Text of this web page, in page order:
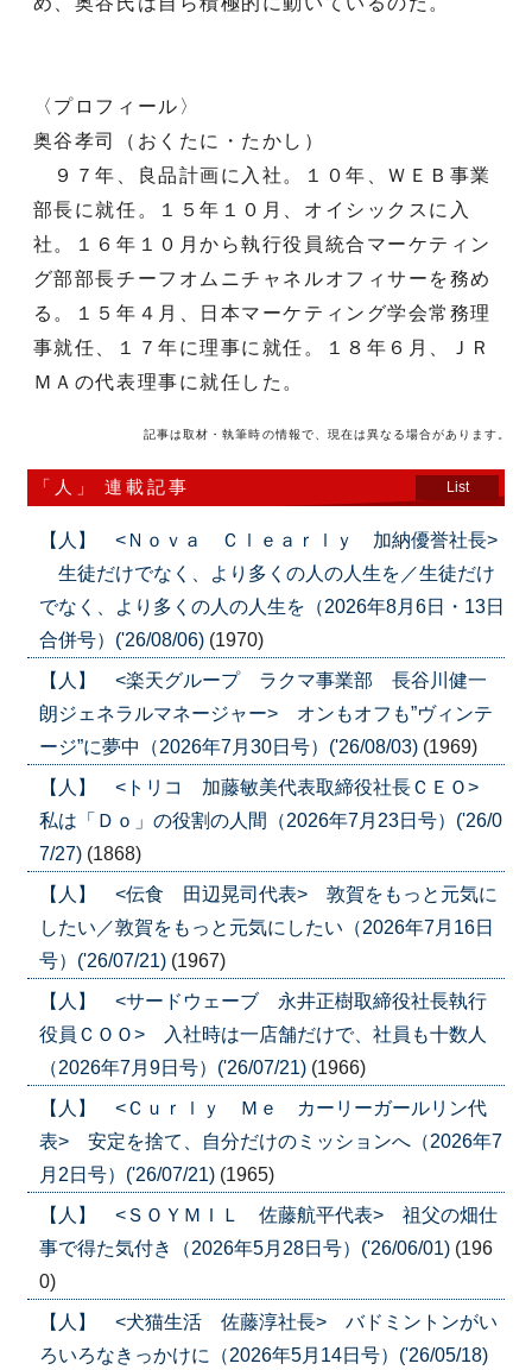
〈プロフィール〉
奥谷孝司（おくたに・たかし）
９７年、良品計画に入社。１０年、ＷＥＢ事業
部長に就任。１５年１０月、オイシックスに入
社。１６年１０月から執行役員統合マーケティン
グ部部長チーフオムニチャネルオフィサーを務め
る。１５年４月、日本マーケティング学会常務理
事就任、１７年に理事に就任。１８年６月、ＪＲ
ＭＡの代表理事に就任した。
記事は取材・執筆時の情報で、現在は異なる場合があります。
「人」 連載記事 List
【人】 <Ｎｏｖａ Ｃｌｅａｒｌｙ 加納優誉社長>
生徒だけでなく、より多くの人の人生を／生徒だけ
でなく、より多くの人の人生を（2026年8月6日・13日
合併号）('26/08/06) (1970)
【人】 <楽天グループ ラクマ事業部 長谷川健一
朗ジェネラルマネージャー> オンもオフも”ヴィンテ
ージ”に夢中（2026年7月30日号）('26/08/03) (1969)
【人】 <トリコ 加藤敏美代表取締役社長ＣＥＯ>
私は「Ｄｏ」の役割の人間（2026年7月23日号）('26/0
7/27) (1868)
【人】 <伝食 田辺晃司代表> 敦賀をもっと元気に
したい／敦賀をもっと元気にしたい（2026年7月16日
号）('26/07/21) (1967)
【人】 <サードウェーブ 永井正樹取締役社長執行
役員ＣＯＯ> 入社時は一店舗だけで、社員も十数人
（2026年7月9日号）('26/07/21) (1966)
【人】 <Ｃｕｒｌｙ Ｍｅ カーリーガールリン代
表> 安定を捨て、自分だけのミッションへ（2026年7
月2日号）('26/07/21) (1965)
【人】 <ＳＯＹＭＩＬ 佐藤航平代表> 祖父の畑仕
事で得た気付き（2026年5月28日号）('26/06/01) (196
0)
【人】 <犬猫生活 佐藤淳社長> バドミントンがい
ろいろなきっかけに（2026年5月14日号）('26/05/18)